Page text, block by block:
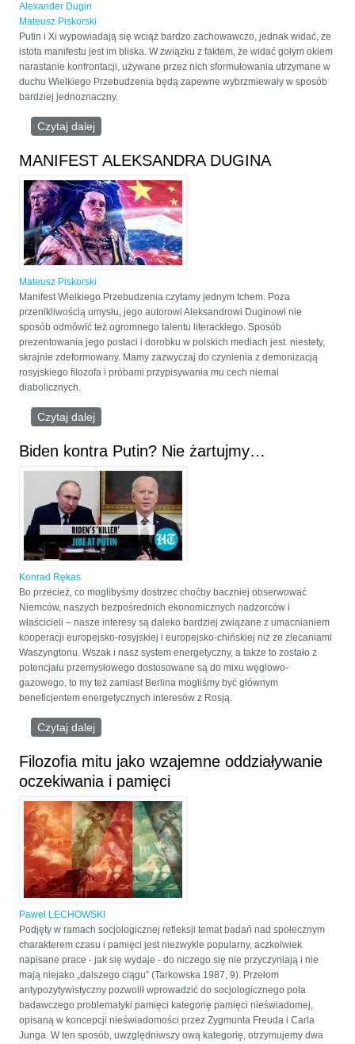
Alexander Dugin
Mateusz Piskorski
Putin i Xi wypowiadają się wciąż bardzo zachowawczo, jednak widać, że
istota manifestu jest im bliska. W związku z faktem, że widać gołym okiem
narastanie konfrontacji, używane przez nich sformułowania utrzymane w
duchu Wielkiego Przebudzenia będą zapewne wybrzmiewały w sposób
bardziej jednoznaczny.
Czytaj dalej
MANIFEST ALEKSANDRA DUGINA
Mateusz Piskorski
Manifest Wielkiego Przebudzenia czytamy jednym tchem. Poza
przenikliwością umysłu, jego autorowi Aleksandrowi Duginowi nie
sposób odmówić też ogromnego talentu literackiego. Sposób
prezentowania jego postaci i dorobku w polskich mediach jest. niestety,
skrajnie zdeformowany. Mamy zazwyczaj do czynienia z demonizacją
rosyjskiego filozofa i próbami przypisywania mu cech niemal
diabolicznych.
Czytaj dalej
Biden kontra Putin? Nie żartujmy…
Konrad Rękas
Bo przecież, co moglibyśmy dostrzec choćby baczniej obserwować
Niemców, naszych bezpośrednich ekonomicznych nadzorców i
właścicieli – nasze interesy są daleko bardziej związane z umacnianiem
kooperacji europejsko-rosyjskiej i europejsko-chińskiej niż ze zlecaniami
Waszyngtonu. Wszak i nasz system energetyczny, a także to zostało z
potencjału przemysłowego dostosowane są do mixu węglowo-
gazowego, to my też zamiast Berlina mogliśmy być głównym
beneficjentem energetycznych interesów z Rosją.
Czytaj dalej
Filozofia mitu jako wzajemne oddziaływanie
oczekiwania i pamięci
Paweł LECHOWSKI
Podjęty w ramach socjologicznej refleksji temat badań nad społecznym
charakterem czasu i pamięci jest niezwykle popularny, aczkolwiek
napisane prace - jak się wydaje - do niczego się nie przyczyniają i nie
mają niejako „dalszego ciągu” (Tarkowska 1987, 9). Przełom
antypozytywistyczny pozwolił wprowadzić do socjologicznego pola
badawczego problematyki pamięci kategorię pamięci nieświadomej,
opisaną w koncepcji nieświadomości przez Zygmunta Freuda i Carla
Junga. W ten sposób, uwzględniwszy ową kategorię, otrzymujemy dwa